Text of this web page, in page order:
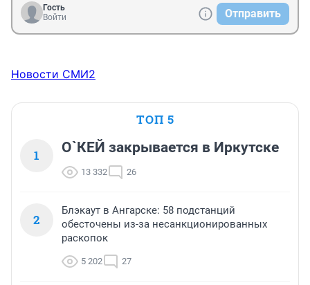
Гость
Войти
Отправить
Новости СМИ2
ТОП 5
1 О`КЕЙ закрывается в Иркутске
13 332 26
2
Блэкаут в Ангарске: 58 подстанций
обесточены из-за несанкционированных
раскопок
5 202 27